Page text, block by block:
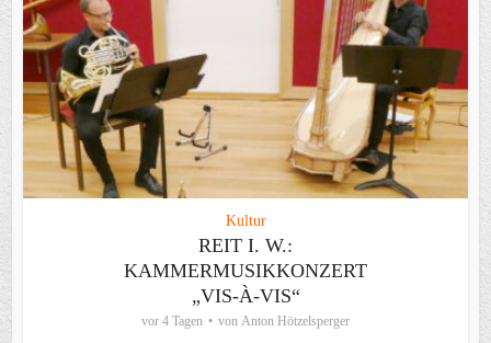
Kultur
REIT I. W.:
KAMMERMUSIKKONZERT
„VIS-À-VIS“
vor 4 Tagen von Anton Hötzelsperger